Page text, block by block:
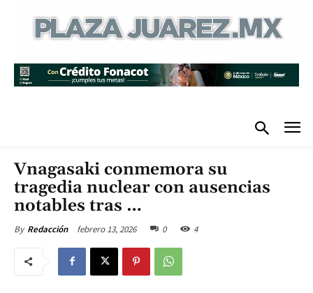
Vnagasaki conmemora su
tragedia nuclear con ausencias
notables tras …
By Redacción febrero 13, 2026 0 4